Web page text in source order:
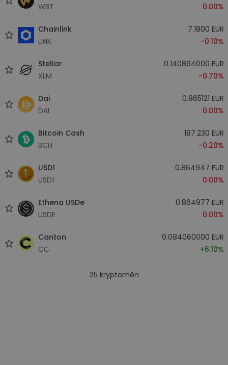
WBT
0.00%
Chainlink
LINK
7.1800 EUR
-0.10%
Stellar
XLM
0.140894000 EUR
-0.70%
Dai
DAI
0.865121 EUR
0.00%
Bitcoin Cash
BCH
187.230 EUR
-0.20%
USD1
USD1
0.864947 EUR
0.00%
Ethena USDe
USDE
0.864977 EUR
0.00%
Canton
CC
0.084060000 EUR
+6.10%
25 kryptoměn